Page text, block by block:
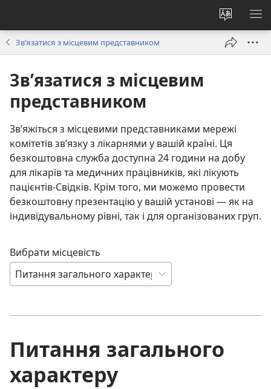
Змінити
мову
сайту
Зв’язатися з місцевим представником
Зв’язатися з місцевим
представником
Зв’яжіться з місцевими представниками мережі
комітетів зв’язку з лікарнями у вашій країні. Ця
безкоштовна служба доступна 24 години на добу
для лікарів та медичних працівників, які лікують
пацієнтів-Свідків. Крім того, ми можемо провести
безкоштовну презентацію у вашій установі — як на
індивідувальному рівні, так і для організованих груп.
Вибрати місцевість
Питання загального
характеру